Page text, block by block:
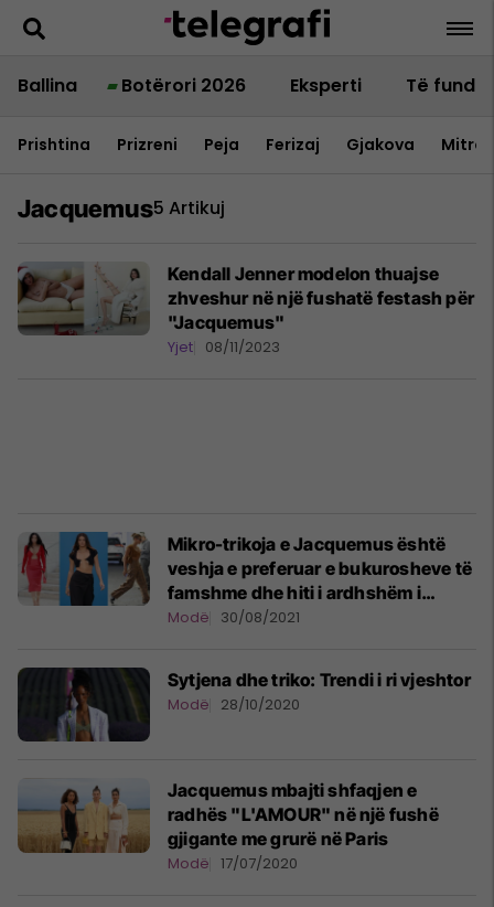
Ballina Botërori 2026 Eksperti Të fundit
Prishtina Prizreni Peja Ferizaj Gjakova
Jacquemus5 Artikuj
Kendall Jenner modelon thuajse
zhveshur në një fushatë festash për
"Jacquemus"
Yjet 08/11/2023
Mikro-trikoja e Jacquemus është
veshja e preferuar e bukurosheve të
famshme dhe hiti i ardhshëm i
vjeshtës
Modë 30/08/2021
Sytjena dhe triko: Trendi i ri vjeshtor
Modë 28/10/2020
Jacquemus mbajti shfaqjen e
radhës "L'AMOUR" në një fushë
gjigante me grurë në Paris
Modë 17/07/2020